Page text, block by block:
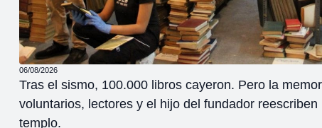
06/08/2026
"Somos como el ave Fénix pero con muchos colores"